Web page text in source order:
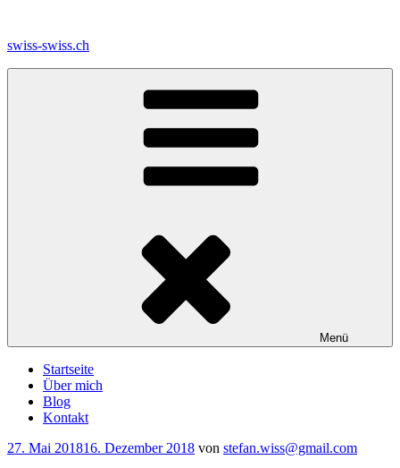
springen
swiss-swiss.ch
Menü
Startseite
Über mich
Blog
Kontakt
Veröffentlicht
27. Mai 201816. Dezember 2018 von stefan.wiss@gmail.com